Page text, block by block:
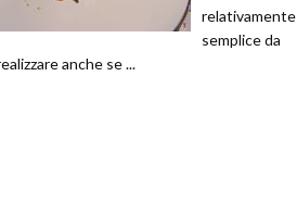
relativamente
semplice da
anche se ...